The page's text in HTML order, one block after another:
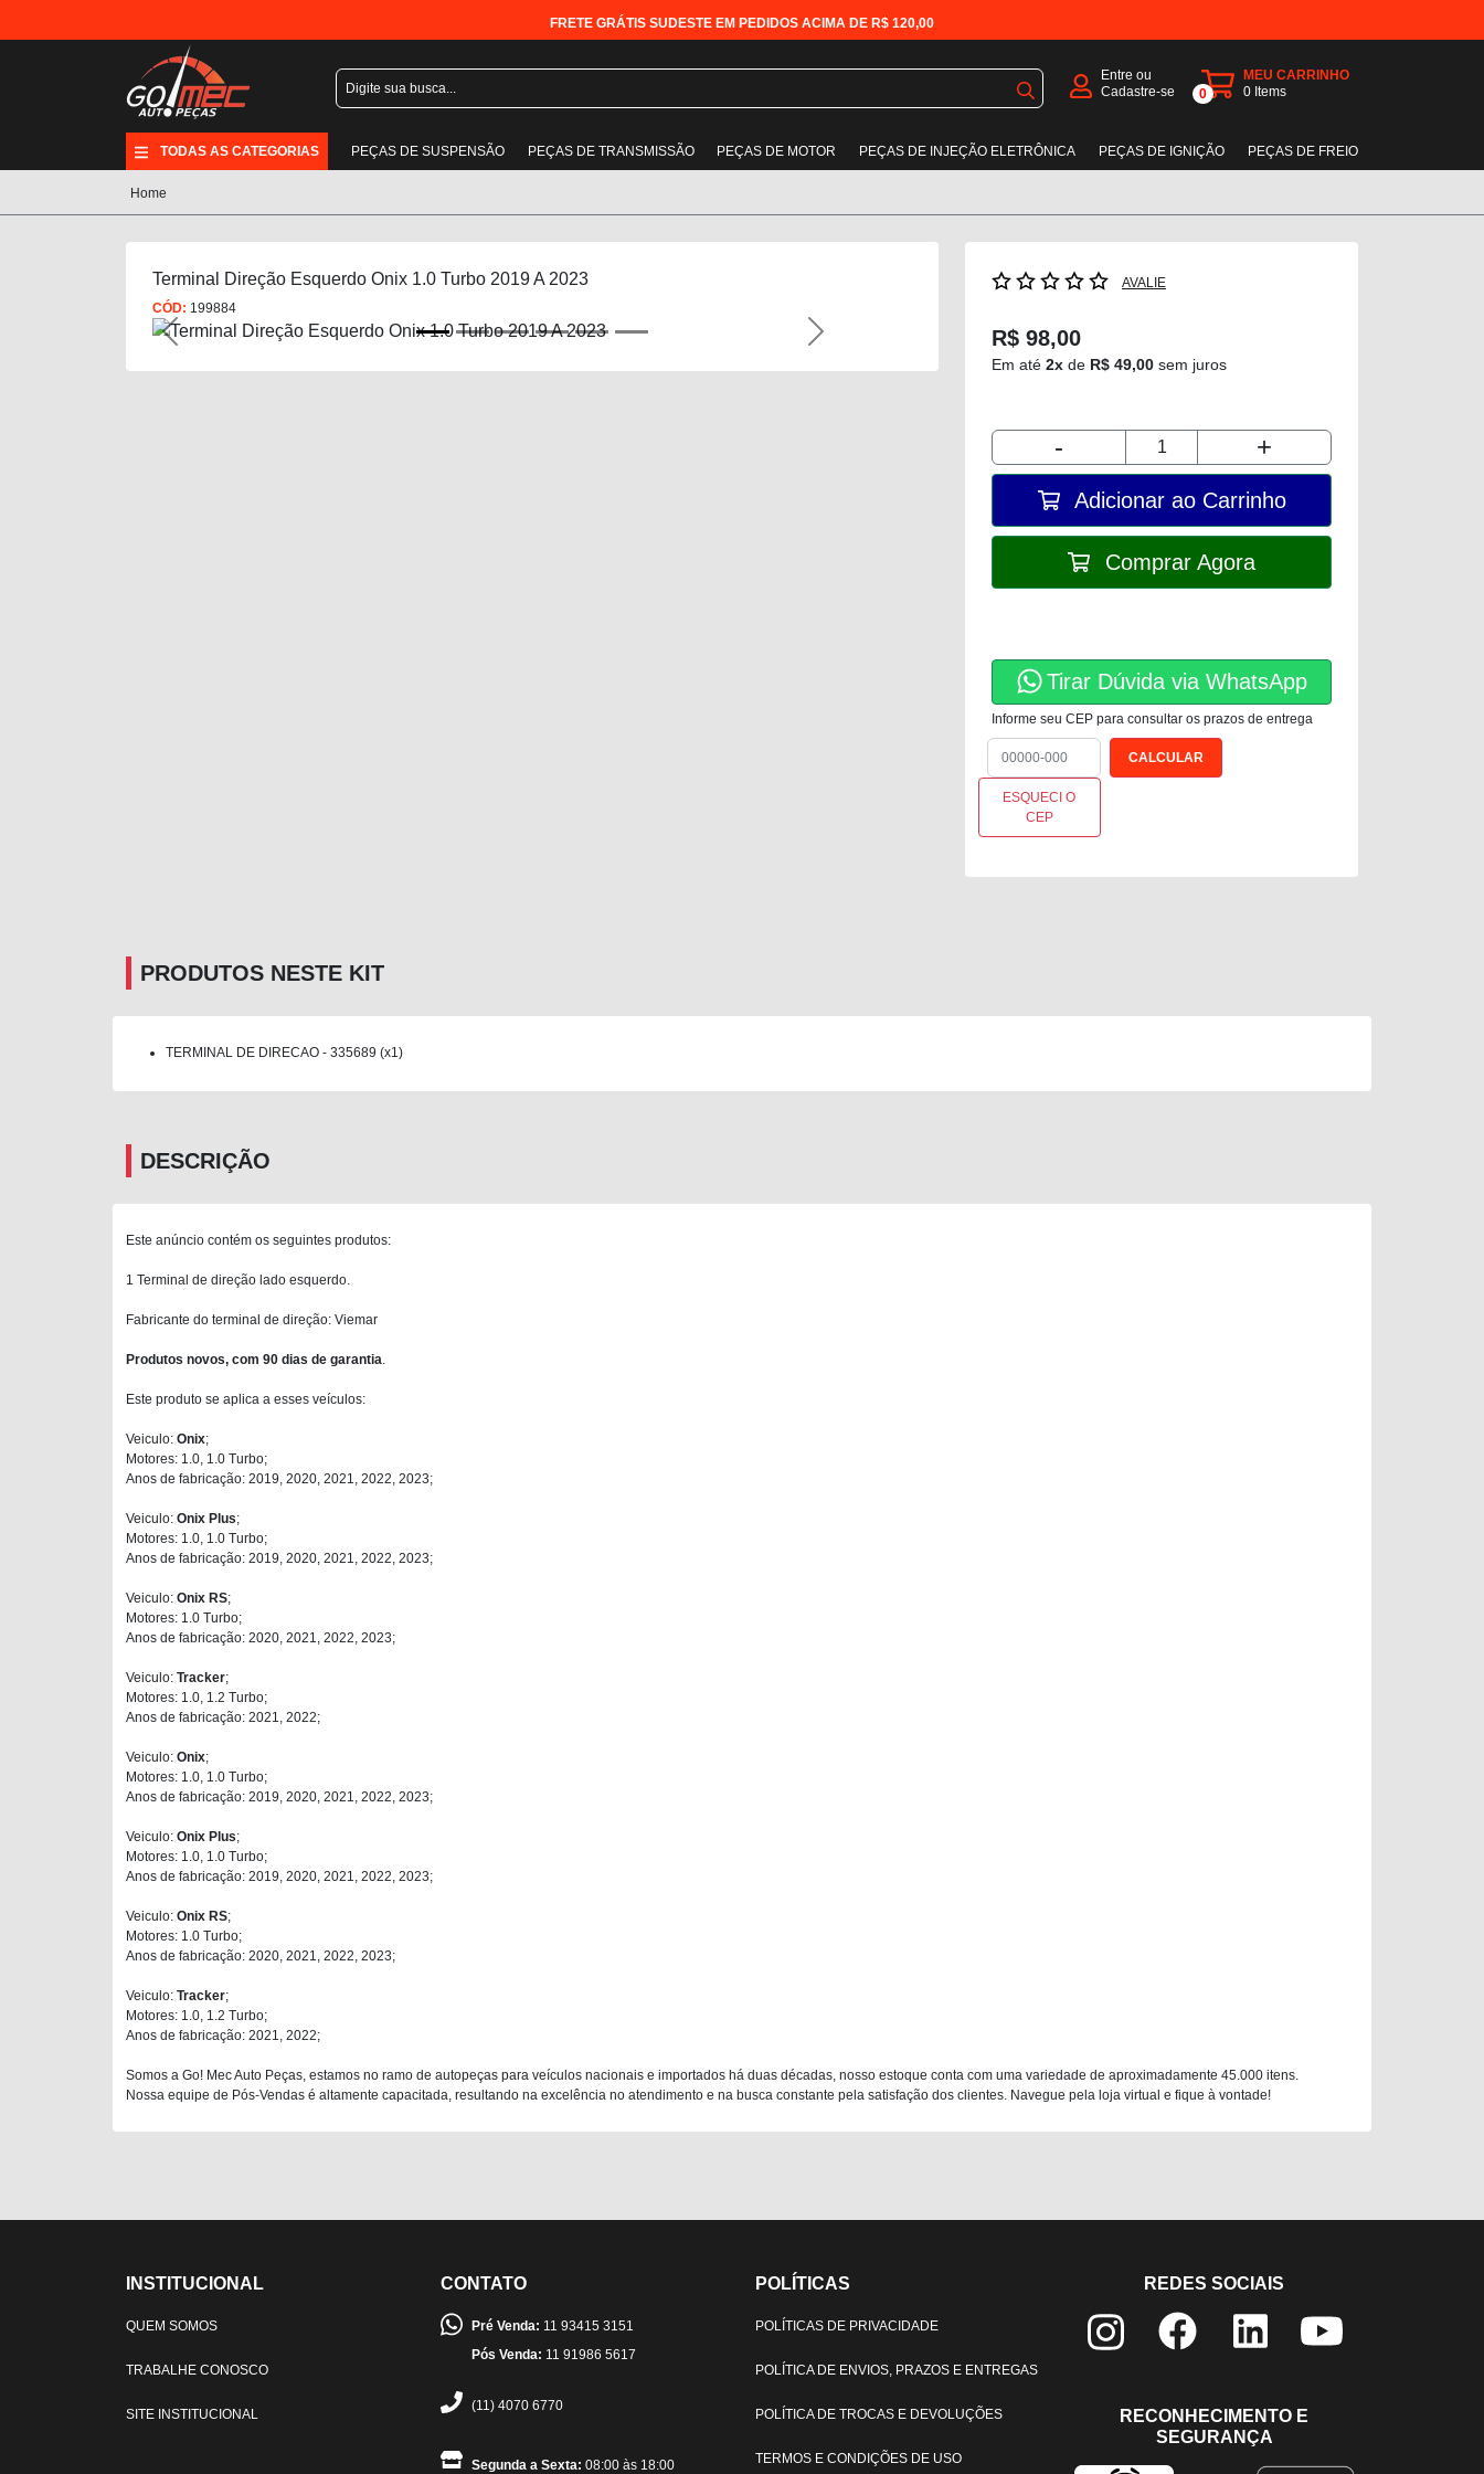
FRETE GRÁTIS SUDESTE EM PEDIDOS ACIMA DE R$ 120,00
Entre ou
Cadastre-se
0
MEU CARRINHO
0 Items
TODAS AS CATEGORIAS PEÇAS DE SUSPENSÃO PEÇAS DE TRANSMISSÃO PEÇAS DE MOTOR PEÇAS DE INJEÇÃO ELETRÔNICA PEÇAS DE IGNIÇÃO PEÇAS DE FREIO
Home
Terminal Direção Esquerdo Onix 1.0 Turbo 2019 A 2023
CÓD: 199884
Previous Next
AVALIE
R$ 98,00
Em até 2x de R$ 49,00 sem juros
- +
Adicionar ao Carrinho
Comprar Agora
Tirar Dúvida via WhatsApp
Informe seu CEP para consultar os prazos de entrega
ESQUECI O
CEP
PRODUTOS NESTE KIT
TERMINAL DE DIRECAO - 335689 (x1)
DESCRIÇÃO
Este anúncio contém os seguintes produtos:
1 Terminal de direção lado esquerdo.
Fabricante do terminal de direção: Viemar
Produtos novos, com 90 dias de garantia
Este produto se aplica a esses veículos:
Veiculo: Onix;
Motores: 1.0, 1.0 Turbo;
Anos de fabricação: 2019, 2020, 2021, 2022, 2023;
Veiculo: Onix Plus;
Motores: 1.0, 1.0 Turbo;
Anos de fabricação: 2019, 2020, 2021, 2022, 2023;
Veiculo: Onix RS;
Motores: 1.0 Turbo;
Anos de fabricação: 2020, 2021, 2022, 2023;
Veiculo: Tracker;
Motores: 1.0, 1.2 Turbo;
Anos de fabricação: 2021, 2022;
Veiculo: Onix;
Motores: 1.0, 1.0 Turbo;
Anos de fabricação: 2019, 2020, 2021, 2022, 2023;
Veiculo: Onix Plus;
Motores: 1.0, 1.0 Turbo;
Anos de fabricação: 2019, 2020, 2021, 2022, 2023;
Veiculo: Onix RS;
Motores: 1.0 Turbo;
Anos de fabricação: 2020, 2021, 2022, 2023;
Veiculo: Tracker;
Motores: 1.0, 1.2 Turbo;
Anos de fabricação: 2021, 2022;
Somos a Go! Mec Auto Peças, estamos no ramo de autopeças para veículos nacionais e importados há duas décadas, nosso estoque conta com uma variedade de aproximadamente 45.000 itens.
Nossa equipe de Pós-Vendas é altamente capacitada, resultando na excelência no atendimento e na busca constante pela satisfação dos clientes. Navegue pela loja virtual e fique à vontade!
INSTITUCIONAL
QUEM SOMOS
TRABALHE CONOSCO
SITE INSTITUCIONAL
CONTATO
Pré Venda: 11 93415 3151
Pós Venda: 11 91986 5617
(11) 4070 6770
Segunda a Sexta: 08:00 às 18:00
POLÍTICAS
POLÍTICAS DE PRIVACIDADE
POLÍTICA DE ENVIOS, PRAZOS E ENTREGAS
POLÍTICA DE TROCAS E DEVOLUÇÕES
TERMOS E CONDIÇÕES DE USO
REDES SOCIAIS
RECONHECIMENTO E
SEGURANÇA